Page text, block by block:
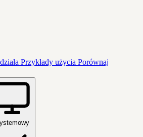
Przykłady użycia Porównaj